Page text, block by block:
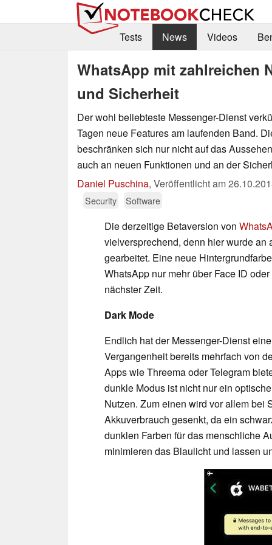
Tests News Videos
WhatsApp mit zahlreichen
und Sicherheit
Der wohl beliebteste Messenger-Dienst
Tagen neue Features am laufenden Band.
beschränken sich nur nicht auf das
auch an neuen Funktionen und an der
Daniel Puschina, Veröffentlicht am
Security Software
Die derzeitige Betaversion von
vielversprechend, denn hier wurde an
gearbeitet. Eine neue
WhatsApp nur mehr über Face ID
nächster Zeit.
Dark Mode
Endlich hat der Messenger-Dienst
Vergangenheit bereits mehrfach von
Apps wie Threema oder Telegram
dunkle Modus ist nicht nur ein
Nutzen. Zum einen wird vor allem bei
Akkuverbrauch gesenkt, da ein
dunklen Farben für das menschliche
minimieren das Blaulicht und lassen